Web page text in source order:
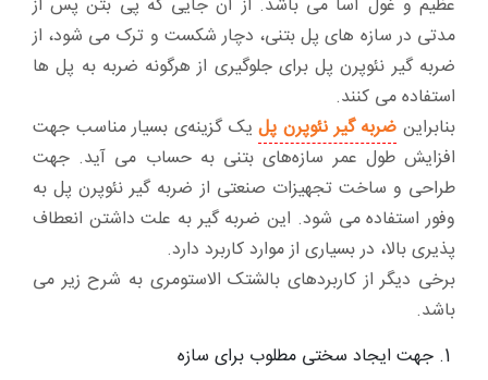
عظیم و غول آسا می باشد. از آن جایی که پی بتن پس از
مدتی در سازه های پل بتنی، دچار شکست و ترک می شود، از
ضربه گیر نئوپرن پل برای جلوگیری از هرگونه ضربه به پل ها
استفاده می کنند.
بنابراین ضربه گیر نئوپرن پلیک گزینه‌ی بسیار مناسب جهت
افزایش طول عمر سازه‌های بتنی به حساب می آید. جهت
طراحی و ساخت تجهیزات صنعتی از ضربه گیر نئوپرن پل به
وفور استفاده می شود. این ضربه گیر به علت داشتن انعطاف
پذیری بالا، در بسیاری از موارد کاربرد دارد.
برخی دیگر از کاربرد‌های بالشتک الاستومری به شرح زیر می
باشد.
جهت ایجاد سختی مطلوب برای سازه